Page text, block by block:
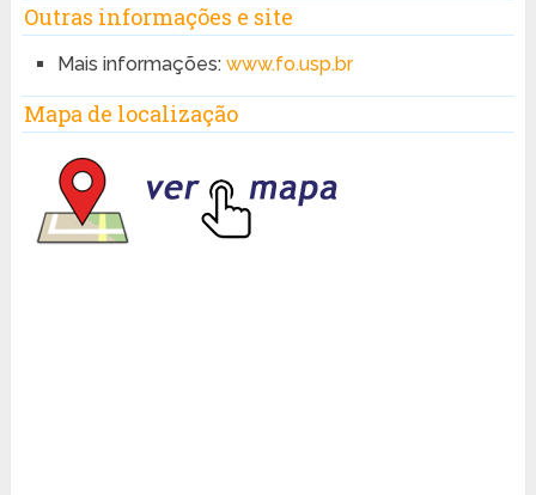
Outras informações e site
Mais informações: www.fo.usp.br
Mapa de localização